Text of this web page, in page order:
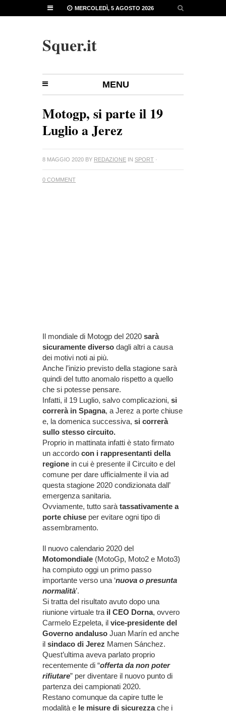
MERCOLEDÌ, 5 AGOSTO 2026
Squer.it
MENU
Motogp, si parte il 19
Luglio a Jerez
8 MAGGIO 2020 BY REDAZIONE IN SPORT ·
0 COMMENT
Il mondiale di Motogp del 2020 sarà
sicuramente diverso dagli altri a causa
dei motivi noti ai più.
Anche l’inizio previsto della stagione sarà
quindi del tutto anomalo rispetto a quello
che si potesse pensare.
Infatti, il 19 Luglio, salvo complicazioni, si
correrà in Spagna, a Jerez a porte chiuse
e, la domenica successiva, si correrà
sullo stesso circuito.
Proprio in mattinata infatti è stato firmato
un accordo con i rappresentanti della
regione in cui è presente il Circuito e del
comune per dare ufficialmente il via ad
questa stagione 2020 condizionata dall’
emergenza sanitaria.
Ovviamente, tutto sarà tassativamente a
porte chiuse per evitare ogni tipo di
assembramento.
Il nuovo calendario 2020 del
Motomondiale (MotoGp, Moto2 e Moto3)
ha compiuto oggi un primo passo
importante verso una ‘nuova o presunta
normalità’.
Si tratta del risultato avuto dopo una
riunione virtuale tra il CEO Dorna, ovvero
Carmelo Ezpeleta, il vice-presidente del
Governo andaluso Juan Marín ed anche
il sindaco di Jerez Mamen Sánchez.
Quest’ultima aveva parlato proprio
recentemente di “offerta da non poter
rifiutare” per diventare il nuovo punto di
partenza dei campionati 2020.
Restano comunque da capire tutte le
modalità e le misure di sicurezzache i